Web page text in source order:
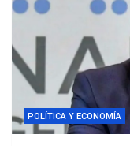
POLÍTICA Y ECONOMÍA